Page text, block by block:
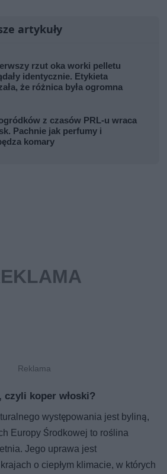
artykuły
rzut oka worki pelletu
identycznie. Etykieta
że różnica była ogromna
z czasów PRL-u wraca
Pachnie jak perfumy i
komary
czyli koper włoski?
występowania jest byliną,
Europy Środkowej to roślina
Jego uprawa jest
o ciepłym klimacie, w których